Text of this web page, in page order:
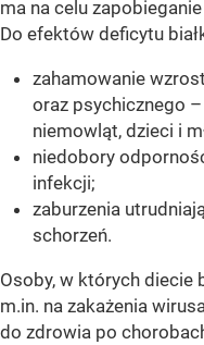
ma na celu
Do efektów deficytu
zahamowanie
oraz psychicznego
niemowląt, dzieci i
niedobory
infekcji;
zaburzenia
schorzeń.
Osoby, w których diecie
m.in. na zakażenia
do zdrowia po